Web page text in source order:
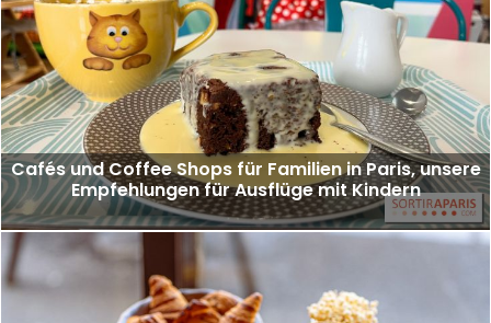
Cafés und Coffee Shops für Familien in Paris, unsere
Empfehlungen für Ausflüge mit Kindern